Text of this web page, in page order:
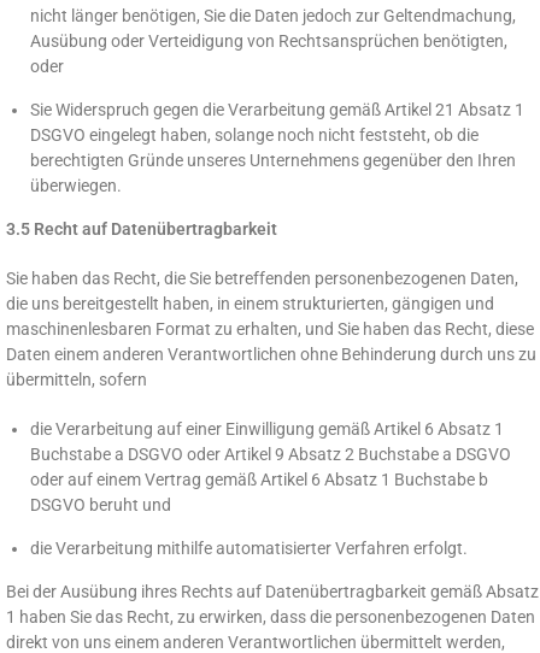
nicht länger benötigen, Sie die Daten jedoch zur Geltendmachung,
Ausübung oder Verteidigung von Rechtsansprüchen benötigten,
oder
Sie Widerspruch gegen die Verarbeitung gemäß Artikel 21 Absatz 1
DSGVO eingelegt haben, solange noch nicht feststeht, ob die
berechtigten Gründe unseres Unternehmens gegenüber den Ihren
überwiegen.
3.5 Recht auf Datenübertragbarkeit
Sie haben das Recht, die Sie betreffenden personenbezogenen Daten,
die uns bereitgestellt haben, in einem strukturierten, gängigen und
maschinenlesbaren Format zu erhalten, und Sie haben das Recht, diese
Daten einem anderen Verantwortlichen ohne Behinderung durch uns zu
übermitteln, sofern
die Verarbeitung auf einer Einwilligung gemäß Artikel 6 Absatz 1
Buchstabe a DSGVO oder Artikel 9 Absatz 2 Buchstabe a DSGVO
oder auf einem Vertrag gemäß Artikel 6 Absatz 1 Buchstabe b
DSGVO beruht und
die Verarbeitung mithilfe automatisierter Verfahren erfolgt.
Bei der Ausübung ihres Rechts auf Datenübertragbarkeit gemäß Absatz
1 haben Sie das Recht, zu erwirken, dass die personenbezogenen Daten
direkt von uns einem anderen Verantwortlichen übermittelt werden,